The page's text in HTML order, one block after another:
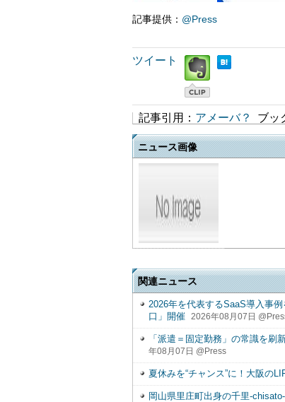
記事提供： @Press
ツイート
記事引用： アメーバ？ ブッ
ニュース画像
関連ニュース
2026年を代表するSaaS導入事
口」開催
2026年08月07日
「派遣＝固定勤務」の常識を
年08月07日 @Press
夏休みを“チャンス”に！大阪の
岡山県里庄町出身の千里-